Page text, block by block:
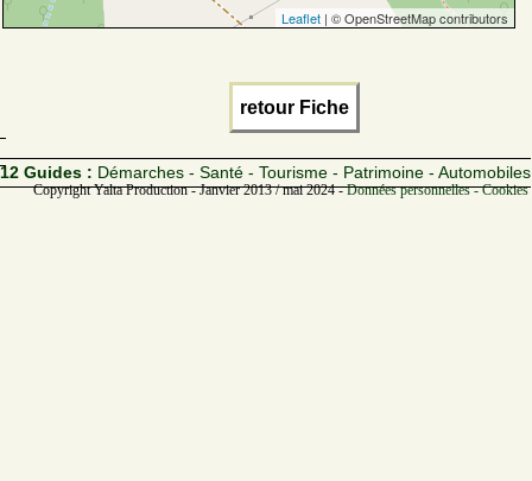
Leaflet | © OpenStreetMap contributors
retour Fiche
12 Guides : Démarches - Santé - Tourisme - Patrimoine - Automobiles
Copyright Yalta Production - Janvier 2013 / mai 2024 -Données personnelles -